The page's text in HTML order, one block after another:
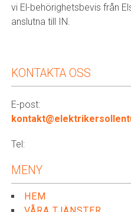
vi El-behörighetsbevis från
anslutna till IN.
KONTAKTA OSS
E-post:
Tel:
MENY
HEM